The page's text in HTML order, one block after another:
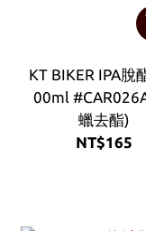
KT BIKER IPA脫
00ml
蠟去酯)
NT$165